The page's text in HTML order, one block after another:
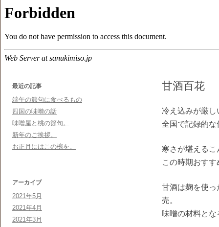
甘酒百花
冷え込みが厳
全国で記録的
寒さが堪える
この時期おす
甘酒は麹を使
売。
味噌の材料と
最近の記事
端午の節句に食べるもの
四国の味噌の話
味噌屋と桃の節句。
新年のご挨拶。
お正月にはこの椀を。
アーカイブ
2021年5月
2021年4月
2021年3月